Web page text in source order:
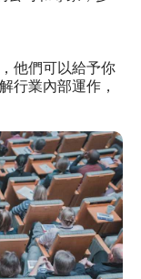
他們可以給予你
行業內部運作，